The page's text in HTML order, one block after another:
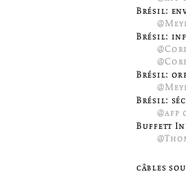
Brésil:
@
Brésil:
@
@
Brésil:
@
Brésil:
@afp
Buffett
@
câbles